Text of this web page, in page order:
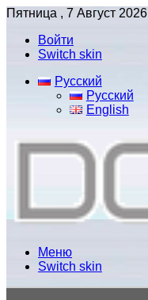
Пятница , 7 Август 2026
Войти
Switch skin
Русский
Русский
English
Меню
Switch skin